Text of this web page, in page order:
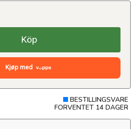
Köp
Kjøp med
BESTILLINGSVARE
FORVENTET 14 DAGER